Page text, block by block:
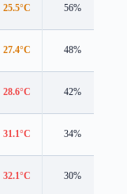
25.5°C 56%
27.4°C 48%
28.6°C 42%
31.1°C 34%
32.1°C 30%